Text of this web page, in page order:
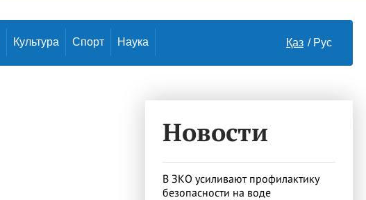
Культура Спорт Наука Қаз Рус
Новости
В ЗКО усиливают профилактику
безопасности на воде